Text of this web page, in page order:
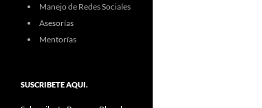
Manejo de Redes Sociales
Asesorías
Mentorías
SUSCRIBETE AQUI.